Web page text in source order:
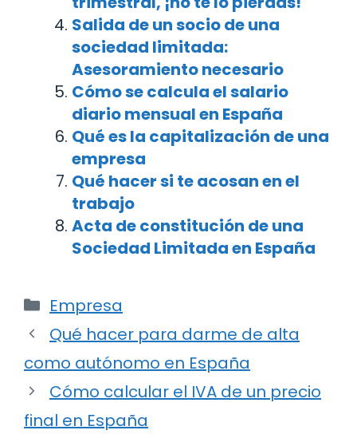
Salida de un socio de una
sociedad limitada:
Asesoramiento necesario
Cómo se calcula el salario
diario mensual en España
Qué es la capitalización de una
empresa
Qué hacer si te acosan en el
trabajo
Acta de constitución de una
Sociedad Limitada en España
Categorías
Empresa
Navegación
de
entradas
Qué hacer para darme de alta
como autónomo en España
Cómo calcular el IVA de un precio
final en España